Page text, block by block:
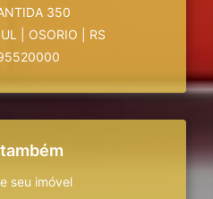
350
OSORIO
RS
seu imóvel